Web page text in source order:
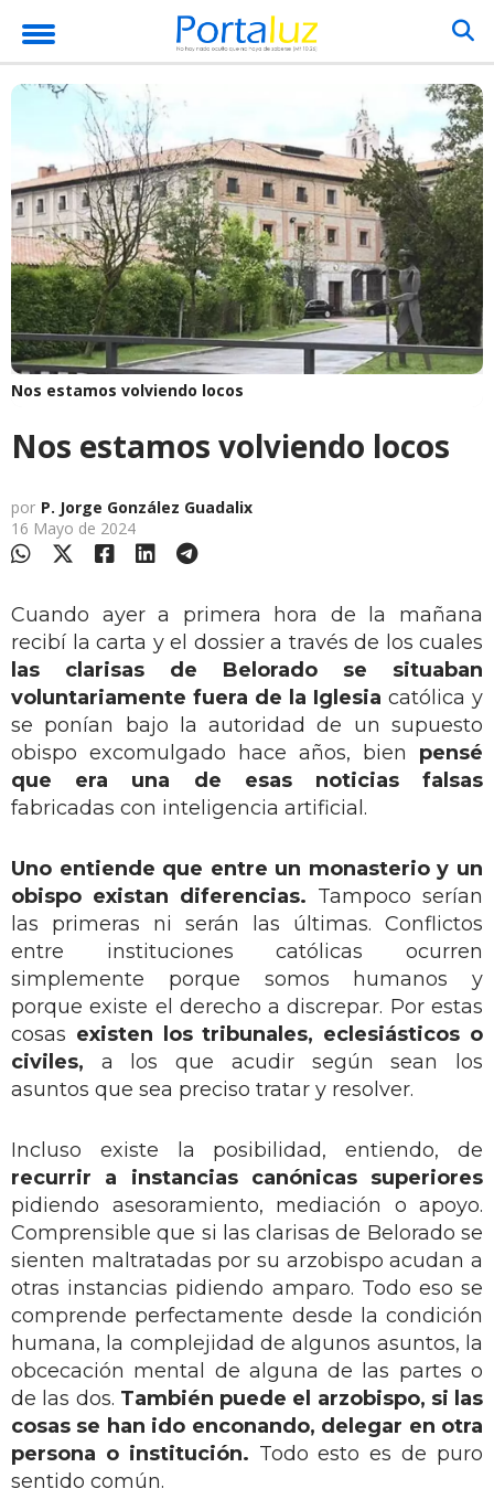
Nos estamos volviendo locos
Nos estamos volviendo locos
por P. Jorge González Guadalix
16 Mayo de 2024
Cuando ayer a primera hora de la mañana
recibí la carta y el dossier a través de los cuales
las clarisas de Belorado se situaban
voluntariamente fuera de la Iglesia católica y
se ponían bajo la autoridad de un supuesto
obispo excomulgado hace años, bien pensé
que era una de esas noticias falsas
fabricadas con inteligencia artificial.
Uno entiende que entre un monasterio y un
obispo existan diferencias. Tampoco serían
las primeras ni serán las últimas. Conflictos
entre instituciones católicas ocurren
simplemente porque somos humanos y
porque existe el derecho a discrepar. Por estas
cosas existen los tribunales, eclesiásticos o
civiles, a los que acudir según sean los
asuntos que sea preciso tratar y resolver.
Incluso existe la posibilidad, entiendo, de
recurrir a instancias canónicas superiores
pidiendo asesoramiento, mediación o apoyo.
Comprensible que si las clarisas de Belorado se
sienten maltratadas por su arzobispo acudan a
otras instancias pidiendo amparo. Todo eso se
comprende perfectamente desde la condición
humana, la complejidad de algunos asuntos, la
obcecación mental de alguna de las partes o
de las dos. También puede el arzobispo, si las
cosas se han ido enconando, delegar en otra
persona o institución. Todo esto es de puro
sentido común.